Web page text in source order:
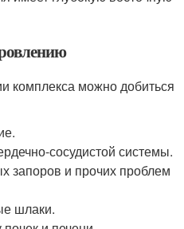
комплекса можно добиться
сосудистой системы.
запоров и прочих проблем
шлаки.